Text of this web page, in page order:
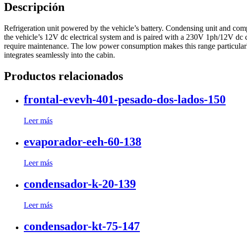
Descripción
Refrigeration unit powered by the vehicle’s battery. Condensing unit and
the vehicle’s 12V dc electrical system and is paired with a 230V 1ph/12V
require maintenance. The low power consumption makes this range
integrates seamlessly into the cabin.
Productos relacionados
frontal-evevh-401-pesado-dos-lados-150
Leer más
evaporador-eeh-60-138
Leer más
condensador-k-20-139
Leer más
condensador-kt-75-147